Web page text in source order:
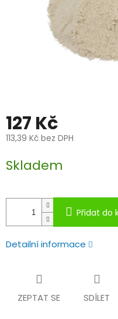
127 Kč
113,39 Kč bez DPH
cena:
Skladem
Přidat do
Detailní informace
ZEPTAT SE SDÍLET